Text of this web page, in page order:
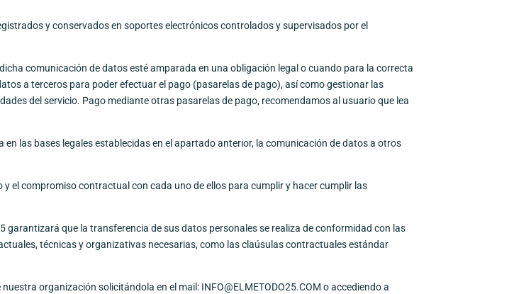
y conservados en soportes electrónicos controlados y supervisados por el
comunicación de datos esté amparada en una obligación legal o cuando para la correcta
a terceros para poder efectuar el pago (pasarelas de pago), así como gestionar las
del servicio. Pago mediante otras pasarelas de pago, recomendamos al usuario que lea
las bases legales establecidas en el apartado anterior, la comunicación de datos a otros
el compromiso contractual con cada uno de ellos para cumplir y hacer cumplir las
garantizará que la transferencia de sus datos personales se realiza de conformidad con las
técnicas y organizativas necesarias, como las claúsulas contractuales estándar
organización solicitándola en el mail: INFO@ELMETODO25.COM o accediendo a